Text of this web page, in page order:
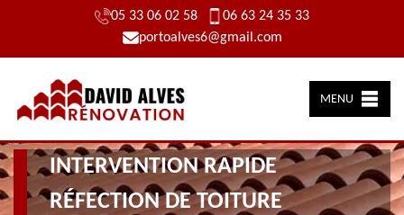
05 33 06 02 58
06 63 24 35 33
portoalves6@gmail.com
MENU
INTERVENTION RAPIDE
RÉFECTION DE TOITURE